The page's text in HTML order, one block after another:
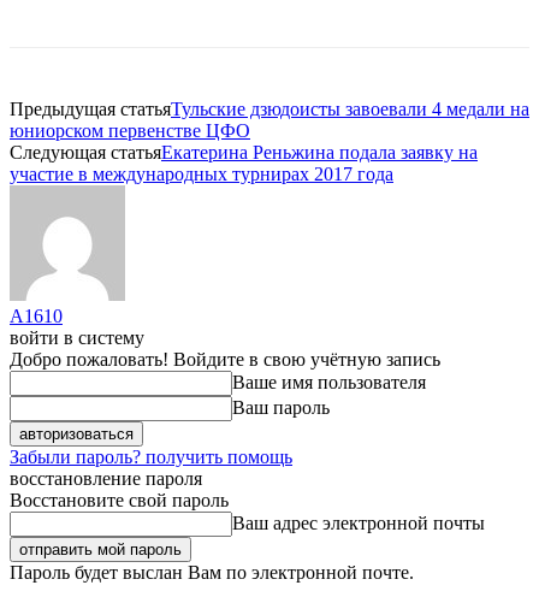
Предыдущая статьяТульские дзюдоисты завоевали 4 медали на
юниорском первенстве ЦФО
Следующая статьяЕкатерина Реньжина подала заявку на
участие в международных турнирах 2017 года
A1610
войти в систему
Добро пожаловать! Войдите в свою учётную запись
Ваше имя пользователя
Ваш пароль
Забыли пароль? получить помощь
восстановление пароля
Восстановите свой пароль
Ваш адрес электронной почты
Пароль будет выслан Вам по электронной почте.